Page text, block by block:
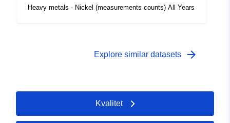
type/GEOSPATIAL
Heavy metals - Nickel (measurements counts) All Years
Explore similar datasets arrow_forward
Kvalitet